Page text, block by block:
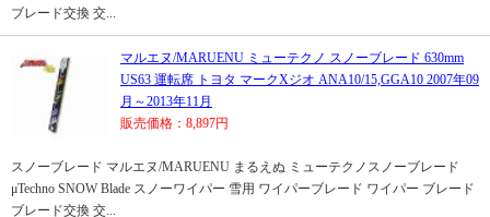
ブレード交換 交...
マルエヌ/MARUENU ミューテクノ スノーブレード 630mm
US63 運転席 トヨタ マークXジオ ANA10/15,GGA10 2007年09
月～2013年11月
販売価格：8,897円
スノーブレード マルエヌ/MARUENU まるえぬ ミューテクノスノーブレード
μTechno SNOW Blade スノーワイパー 雪用 ワイパーブレード ワイパー ブレード
ブレード交換 交...